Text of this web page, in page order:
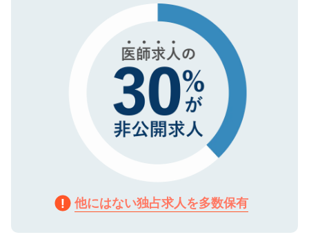
で、機密保持に関してもご安心ください。
他にはない独占求人を多数保有